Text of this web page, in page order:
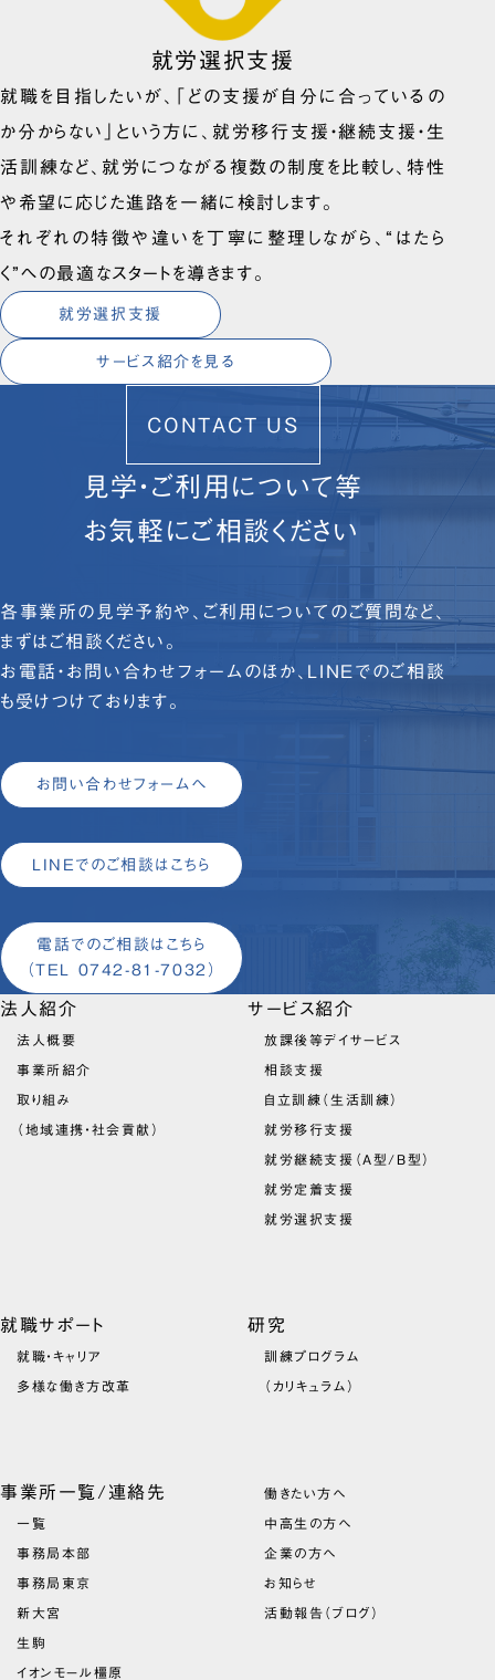
就労選択支援
就職を目指したいが、「どの支援が自分に合っているの
か分からない」という方に、就労移行支援・継続支援・生
活訓練など、就労につながる複数の制度を比較し、特性
や希望に応じた進路を一緒に検討します。
それぞれの特徴や違いを丁寧に整理しながら、“はたら
く”への最適なスタートを導きます。
就労選択支援
サービス紹介を見る
CONTACT US
見学・ご利用について等
お気軽にご相談ください
各事業所の見学予約や、ご利用についてのご質問など、
まずはご相談ください。
お電話・お問い合わせフォームのほか、LINEでのご相談
も受けつけております。
お問い合わせフォームへ
LINEでのご相談はこちら
電話でのご相談はこちら
（TEL 0742-81-7032）
法人紹介
法人概要
事業所紹介
取り組み
（地域連携・社会貢献）
サービス紹介
放課後等デイサービス
相談支援
自立訓練（生活訓練）
就労移行支援
就労継続支援（A型/B型）
就労定着支援
就労選択支援
就職サポート
就職・キャリア
多様な働き方改革
研究
訓練プログラム
（カリキュラム）
事業所一覧/連絡先
一覧
事務局本部
事務局東京
新大宮
生駒
イオンモール橿原
働きたい方へ
中高生の方へ
企業の方へ
お知らせ
活動報告（ブログ）